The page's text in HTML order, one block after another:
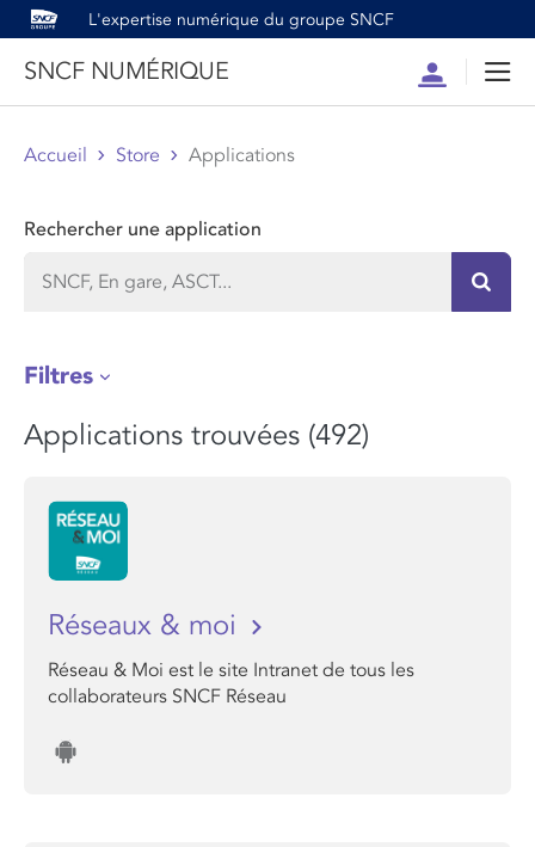
L'expertise numérique du groupe SNCF
SNCF NUMÉRIQUE
Compte
Accueil Store Applications
Rechercher une application
Filtres
Applications trouvées (492)
Réseaux & moi
Réseau & Moi est le site Intranet de tous les
collaborateurs SNCF Réseau